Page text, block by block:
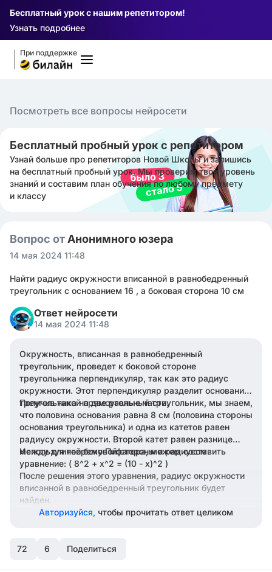
Бесплатный урок с нашим репетитором!
Узнать подробнее
При поддержке
Посмотреть все вопросы нейросети
Бесплатный пробный урок с репетитором
Узнай больше про репетиторов Новой Школы и запишись
на бесплатный пробный урок. Мы проверим твой уровень
знаний и составим план обучения по любому предмету
и классу
Вопрос от Анонимного юзера
14 мая 2024 11:48
Найти радиус окружности вписанной в равнобедренный
треугольник с основанием 16 , а боковая сторона 10 см
Ответ нейросети
14 мая 2024 11:48
Окружность, вписанная в равнобедренный
треугольник, проведет к боковой стороне
треугольника перпендикуляр, так как это радиус
окружности. Этот перпендикуляр разделит основание
треугольника на две равные части.
Получив такой прямоугольный треугольник, мы знаем,
что половина основания равна 8 см (половина стороны
основания треугольника) и одна из катетов равен
радиусу окружности. Второй катет равен разнице
между длиной боковой стороны и радиусом.
Используя теорему Пифагора, можем составить
уравнение: ( 8^2 + x^2 = (10 - x)^2 )
После решения этого уравнения, радиус окружности
вписанной в равнобедренный треугольник будет
найден.
Авторизуйся, чтобы прочитать ответ целиком
72 6 Поделиться